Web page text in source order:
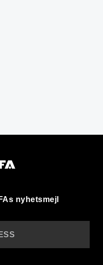
nyhetsmejl